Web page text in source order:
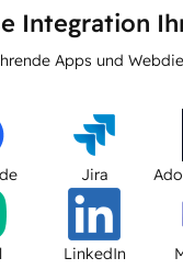
Integration
Apps und
Jira
LinkedIn